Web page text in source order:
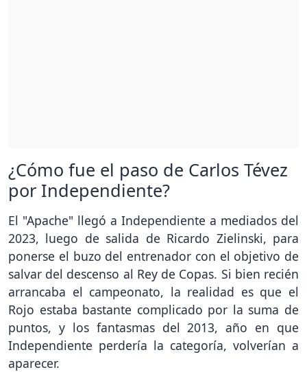
¿Cómo fue el paso de Carlos Tévez
por Independiente?
El "Apache" llegó a Independiente a mediados del
2023, luego de salida de Ricardo Zielinski, para
ponerse el buzo del entrenador con el objetivo de
salvar del descenso al Rey de Copas. Si bien recién
arrancaba el campeonato, la realidad es que el
Rojo estaba bastante complicado por la suma de
puntos, y los fantasmas del 2013, año en que
Independiente perdería la categoría, volverían a
aparecer.